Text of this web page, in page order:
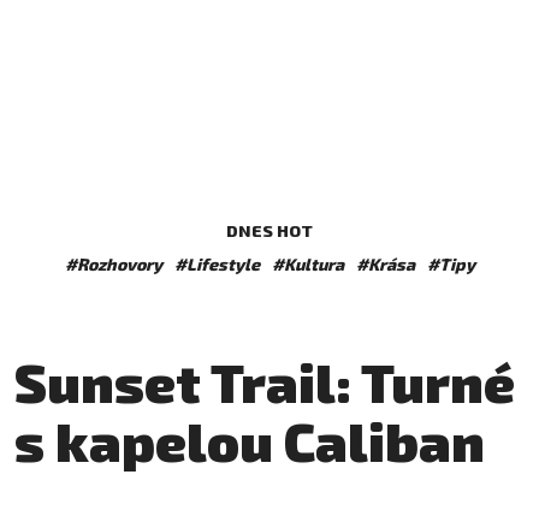
DNES HOT
#Rozhovory
#Lifestyle #Kultura #Krása #Tipy
Sunset Trail: Turné
s kapelou Caliban